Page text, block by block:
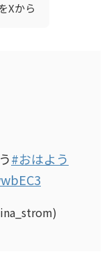
Xから
#おはよう